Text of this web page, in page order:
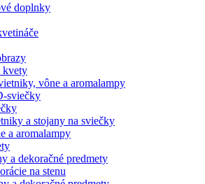
doplnky
kvety
vône a aromalampy
sviečky
a stojany na sviečky
a aromalampy
a dekoračné predmety
na stenu